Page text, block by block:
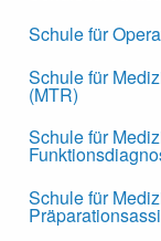
Schule für
Schule für
(MTR)
Schule für
Schule für